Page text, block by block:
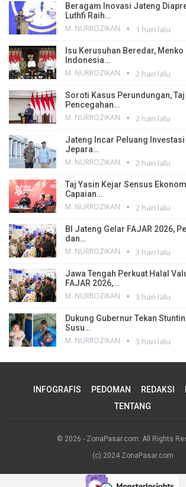
Beragam Inovasi Jateng
Luthfi Raih…
M. NURROZIKAN 1 hari lalu
Isu Kerusuhan Beredar,
Indonesia…
M. NURROZIKAN 2 hari lalu
Soroti Kasus Perundungan,
Pencegahan…
M. NURROZIKAN 2 hari lalu
Jateng Incar Peluang Investasi
Jepara…
M. NURROZIKAN 2 hari lalu
Taj Yasin Kejar Sensus
Capaian…
M. NURROZIKAN 2 hari lalu
BI Jateng Gelar FAJAR 2026,
dan…
M. NURROZIKAN 3 hari lalu
Jawa Tengah Perkuat Halal
FAJAR 2026,…
M. NURROZIKAN 3 hari lalu
Dukung Gubernur Tekan
Susu…
M. NURROZIKAN 3 hari lalu
INFOGRAFIS PEDOMAN REDAKSI
TENTANG
© 2026 - ZonaPasar.com. All Rights
(c) 2024 ZonaPasar.com